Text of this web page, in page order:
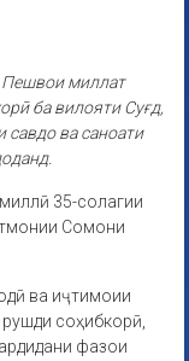
Пешвои миллат
ба вилояти Суғд,
ва саноати
35-солагии
Сомони
ва иҷтимоии
рушди соҳибкорӣ,
фазои